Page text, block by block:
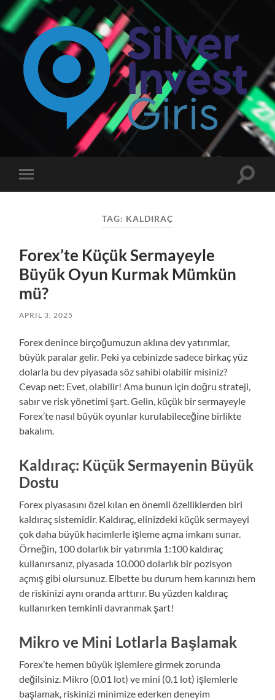
mobile
Toggle
TAG: KALDIRAÇ
Forex’te Küçük Sermayeyle
Büyük Oyun Kurmak Mümkün
mü?
APRIL 3, 2025
Forex denince birçoğumuzun aklına dev yatırımlar,
büyük paralar gelir. Peki ya cebinizde sadece birkaç yüz
dolarla bu dev piyasada söz sahibi olabilir misiniz?
Cevap net: Evet, olabilir! Ama bunun için doğru strateji,
sabır ve risk yönetimi şart. Gelin, küçük bir sermayeyle
Forex’te nasıl büyük oyunlar kurulabileceğine birlikte
bakalım.
Kaldıraç: Küçük Sermayenin Büyük
Dostu
Forex piyasasını özel kılan en önemli özelliklerden biri
kaldıraç sistemidir. Kaldıraç, elinizdeki küçük sermayeyi
çok daha büyük hacimlerle işleme açma imkanı sunar.
Örneğin, 100 dolarlık bir yatırımla 1:100 kaldıraç
kullanırsanız, piyasada 10.000 dolarlık bir pozisyon
açmış gibi olursunuz. Elbette bu durum hem karınızı hem
de riskinizi aynı oranda arttırır. Bu yüzden kaldıraç
kullanırken temkinli davranmak şart!
Mikro ve Mini Lotlarla Başlamak
Forex’te hemen büyük işlemlere girmek zorunda
değilsiniz. Mikro (0.01 lot) ve mini (0.1 lot) işlemlerle
başlamak, riskinizi minimize ederken deneyim